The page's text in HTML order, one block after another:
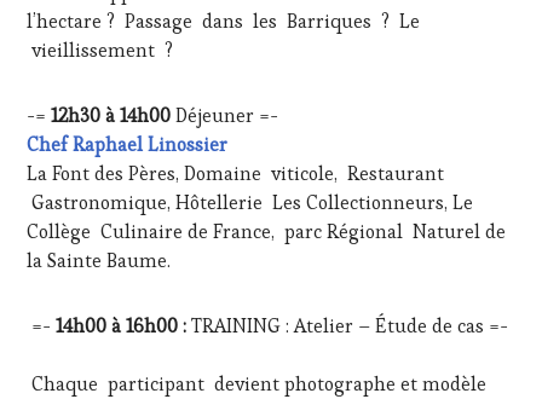
l’hectare ? Passage dans les Barriques ? Le
vieillissement ?
-=12h30 à 14h00Déjeuner =-
Chef Raphael Linossier
La Font des Pères, Domaine viticole, Restaurant
Gastronomique, Hôtellerie Les Collectionneurs, Le
Collège Culinaire de France, parc Régional Naturel de
la Sainte Baume.
=-14h00 à 16h00 :TRAINING : Atelier – Étude de cas =-
Chaque participant devient photographe et modèle